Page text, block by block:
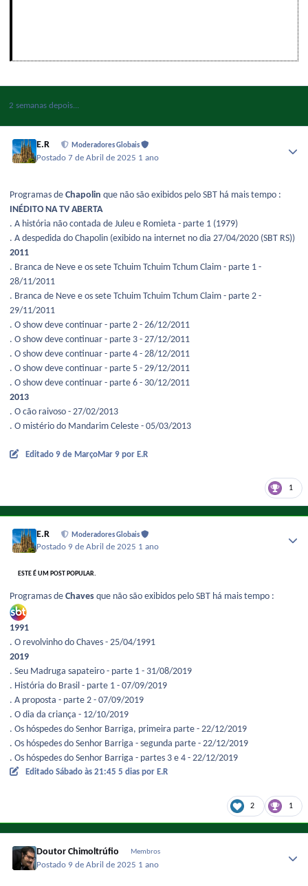
2 semanas depois...
E.R Moderadores Globais
Postado7 de Abril de 2025 1 ano
Programas de Chapolin que não são exibidos pelo SBT há mais tempo :
INÉDITO NA TV ABERTA
. A história não contada de Juleu e Romieta - parte 1 (1979)
. A despedida do Chapolin (exibido na internet no dia 27/04/2020 (SBT RS))
2011
. Branca de Neve e os sete Tchuim Tchuim Tchum Claim - parte 1 -
28/11/2011
. Branca de Neve e os sete Tchuim Tchuim Tchum Claim - parte 2 -
29/11/2011
. O show deve continuar - parte 2 - 26/12/2011
. O show deve continuar - parte 3 - 27/12/2011
. O show deve continuar - parte 4 - 28/12/2011
. O show deve continuar - parte 5 - 29/12/2011
. O show deve continuar - parte 6 - 30/12/2011
2013
. O cão raivoso - 27/02/2013
. O mistério do Mandarim Celeste - 05/03/2013
Editado 9 de MarçoMar 9por E.R
1
E.R Moderadores Globais
Postado 9 de Abril de 2025 1 ano
ESTE É UM POST POPULAR.
Programas de Chaves que não são exibidos pelo SBT há mais tempo :
1991
. O revolvinho do Chaves - 25/04/1991
2019
. Seu Madruga sapateiro - parte 1 - 31/08/2019
. História do Brasil - parte 1 - 07/09/2019
. A proposta - parte 2 - 07/09/2019
. O dia da criança - 12/10/2019
. Os hóspedes do Senhor Barriga, primeira parte - 22/12/2019
. Os hóspedes do Senhor Barriga - segunda parte - 22/12/2019
. Os hóspedes do Senhor Barriga - partes 3 e 4 - 22/12/2019
Editado Sábado às 21:45 5 dias por E.R
2 1
Doutor Chimoltrúfio Membros
Postado 9 de Abril de 2025 1 ano